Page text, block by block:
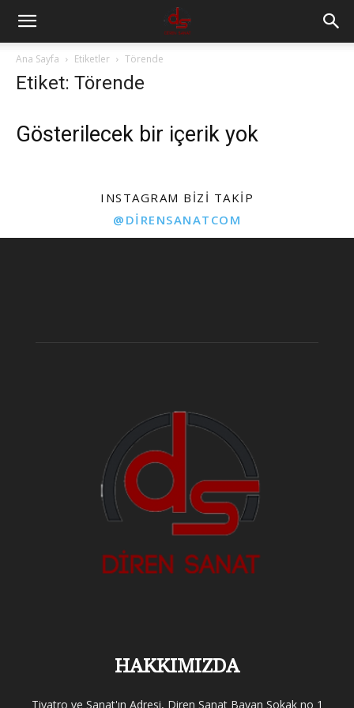
Ana Sayfa Etiketler Törende
Etiket: Törende
Gösterilecek bir içerik yok
INSTAGRAM BIZI TAKIP
@DIRENSANATCOM
HAKKIMIZDA
Tiyatro ve Sanat'ın Adresi, Diren Sanat Bayan Sokak no 1